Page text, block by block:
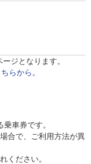
ジとなります。
らから。
乗車券です。
合で、ご利用方法が異
れください。